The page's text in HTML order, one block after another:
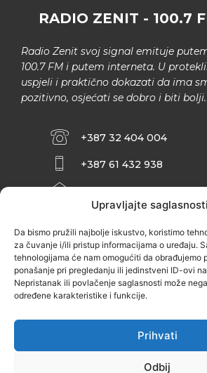
Upravljajte
Da bismo pružili najbolje iskustvo, koristimo
za čuvanje i/ili pristup informacijama o uređaju.
tehnologijama će nam omogućiti da obrađujemo
ponašanje pri pregledanju ili jedinstveni ID-ovi
Nepristanak ili povlačenje saglasnosti može
određene karakteristike i funkcije.
Prihvati
Odbij
RADIO ZENIT - 100.7
Radio Zenit svoj signal emituje
100.7 FM i putem interneta. U
uspjeli i praktično dokazati da ima
pozitivno, osjećati se dobro i biti bolji.
+387 32 404 004
+387 61 432 938
INFO@ZENIT.BA
ZENIČANKA, 3.